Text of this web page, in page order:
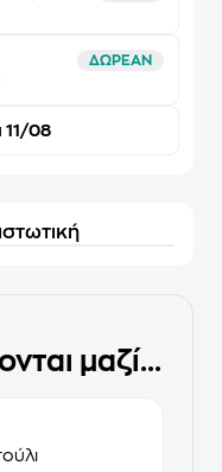
ΔΩΡΕΑΝ
11/08
μαζί...